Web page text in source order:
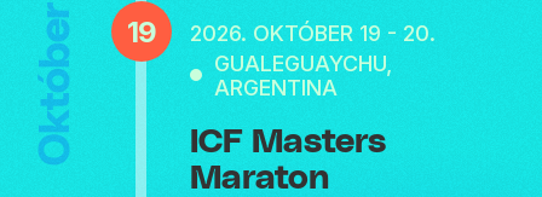
Október 19
2026. OKTÓBER 19 - 20.
GUALEGUAYCHU,
ARGENTINA
ICF Masters
Maraton